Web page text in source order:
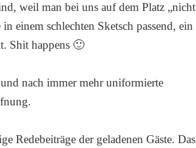
weil man bei uns auf dem Platz „nicht
einem schlechten Sketsch passend, ein
Shit happens 🙂
nach immer mehr uniformierte
Redebeiträge der geladenen Gäste. Das